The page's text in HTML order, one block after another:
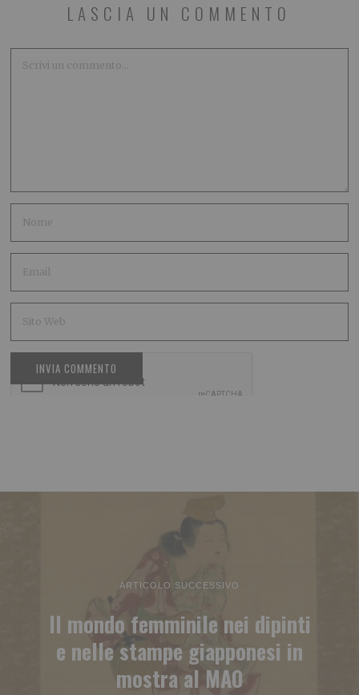
LASCIA UN COMMENTO
ARTICOLO SUCCESSIVO
Il mondo femminile nei dipinti
e nelle stampe giapponesi in
mostra al MAO